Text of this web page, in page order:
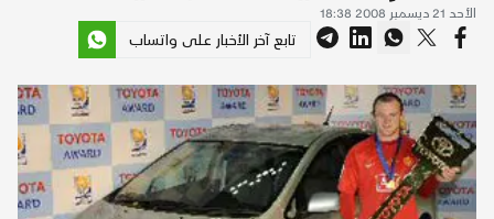
الأحد 21 ديسمبر 2008 18:38
تابع آخر الأخبار على واتساب